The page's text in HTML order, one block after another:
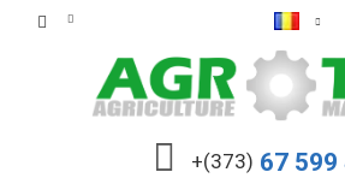
+(373) 67 599